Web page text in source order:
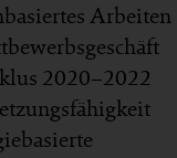
Arbeiten
2020–2022